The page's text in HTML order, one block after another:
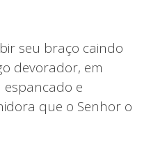
seu braço caindo
devorador, em
espancado e
que o Senhor o